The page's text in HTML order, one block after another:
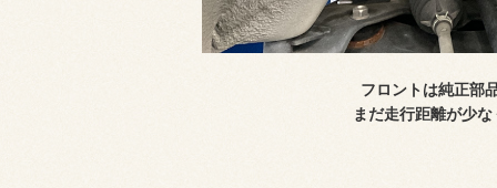
フロントは純正部
まだ走行距離が少